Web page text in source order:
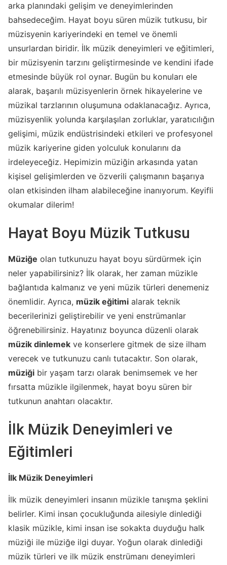
arka planındaki gelişim ve deneyimlerinden
bahsedeceğim. Hayat boyu süren müzik tutkusu, bir
müzisyenin kariyerindeki en temel ve önemli
unsurlardan biridir. İlk müzik deneyimleri ve eğitimleri,
bir müzisyenin tarzını geliştirmesinde ve kendini ifade
etmesinde büyük rol oynar. Bugün bu konuları ele
alarak, başarılı müzisyenlerin örnek hikayelerine ve
müzikal tarzlarının oluşumuna odaklanacağız. Ayrıca,
müzisyenlik yolunda karşılaşılan zorluklar, yaratıcılığın
gelişimi, müzik endüstrisindeki etkileri ve profesyonel
müzik kariyerine giden yolculuk konularını da
irdeleyeceğiz. Hepimizin müziğin arkasında yatan
kişisel gelişimlerden ve özverili çalışmanın başarıya
olan etkisinden ilham alabileceğine inanıyorum. Keyifli
okumalar dilerim!
Hayat Boyu Müzik Tutkusu
Müziğe olan tutkunuzu hayat boyu sürdürmek için
neler yapabilirsiniz? İlk olarak, her zaman müzikle
bağlantıda kalmanız ve yeni müzik türleri denemeniz
önemlidir. Ayrıca, müzik eğitimi alarak teknik
becerilerinizi geliştirebilir ve yeni enstrümanlar
öğrenebilirsiniz. Hayatınız boyunca düzenli olarak
müzik dinlemek ve konserlere gitmek de size ilham
verecek ve tutkunuzu canlı tutacaktır. Son olarak,
müziği bir yaşam tarzı olarak benimsemek ve her
fırsatta müzikle ilgilenmek, hayat boyu süren bir
tutkunun anahtarı olacaktır.
İlk Müzik Deneyimleri ve
Eğitimleri
İlk Müzik Deneyimleri
İlk müzik deneyimleri insanın müzikle tanışma şeklini
belirler. Kimi insan çocukluğunda ailesiyle dinlediği
klasik müzikle, kimi insan ise sokakta duyduğu halk
müziği ile müziğe ilgi duyar. Yoğun olarak dinlediği
müzik türleri ve ilk müzik enstrümanı deneyimleri